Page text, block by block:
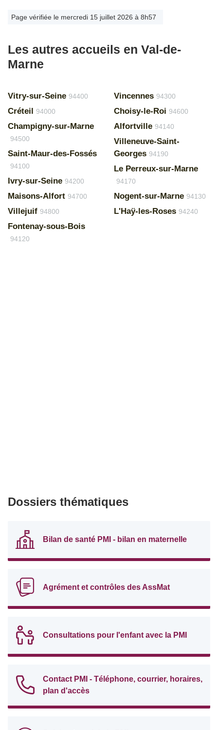
Page vérifiée le mercredi 15 juillet 2026 à 8h57
Les autres accueils en Val-de-
Marne
Vitry-sur-Seine 94400
Créteil 94000
Champigny-sur-Marne
94500
Saint-Maur-des-Fossés
94100
Ivry-sur-Seine 94200
Maisons-Alfort 94700
Villejuif 94800
Fontenay-sous-Bois
94120
Vincennes 94300
Choisy-le-Roi 94600
Alfortville 94140
Villeneuve-Saint-
Georges 94190
Le Perreux-sur-Marne
94170
Nogent-sur-Marne 94130
L'Haÿ-les-Roses 94240
Dossiers thématiques
Bilan de santé PMI - bilan en maternelle
Agrément et contrôles des AssMat
Consultations pour l'enfant avec la PMI
Contact PMI - Téléphone, courrier, horaires,
plan d'accès